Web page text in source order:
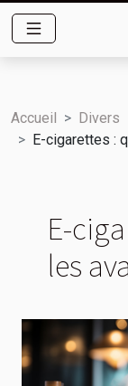
Accueil
Divers
E-cigarettes :
E-
les